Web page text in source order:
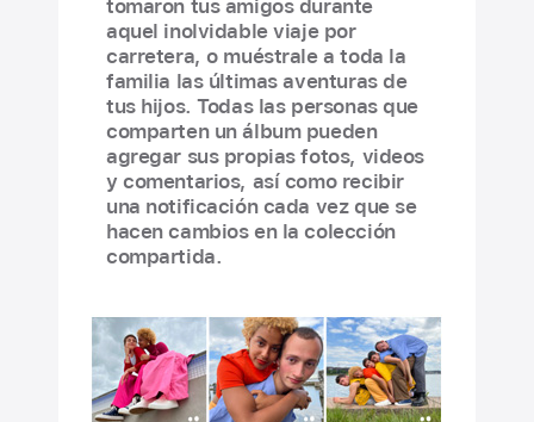
tomaron tus amigos durante
aquel inolvidable viaje por
carretera, o muéstrale a toda la
familia las últimas aventuras de
tus hijos. Todas las personas que
comparten un álbum pueden
agregar sus propias fotos, videos
y comentarios, así como recibir
una notificación cada vez que se
hacen cambios en la colección
compartida.